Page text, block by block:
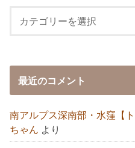
最近のコメント
南アルプス深南部・水窪【
ちゃん より